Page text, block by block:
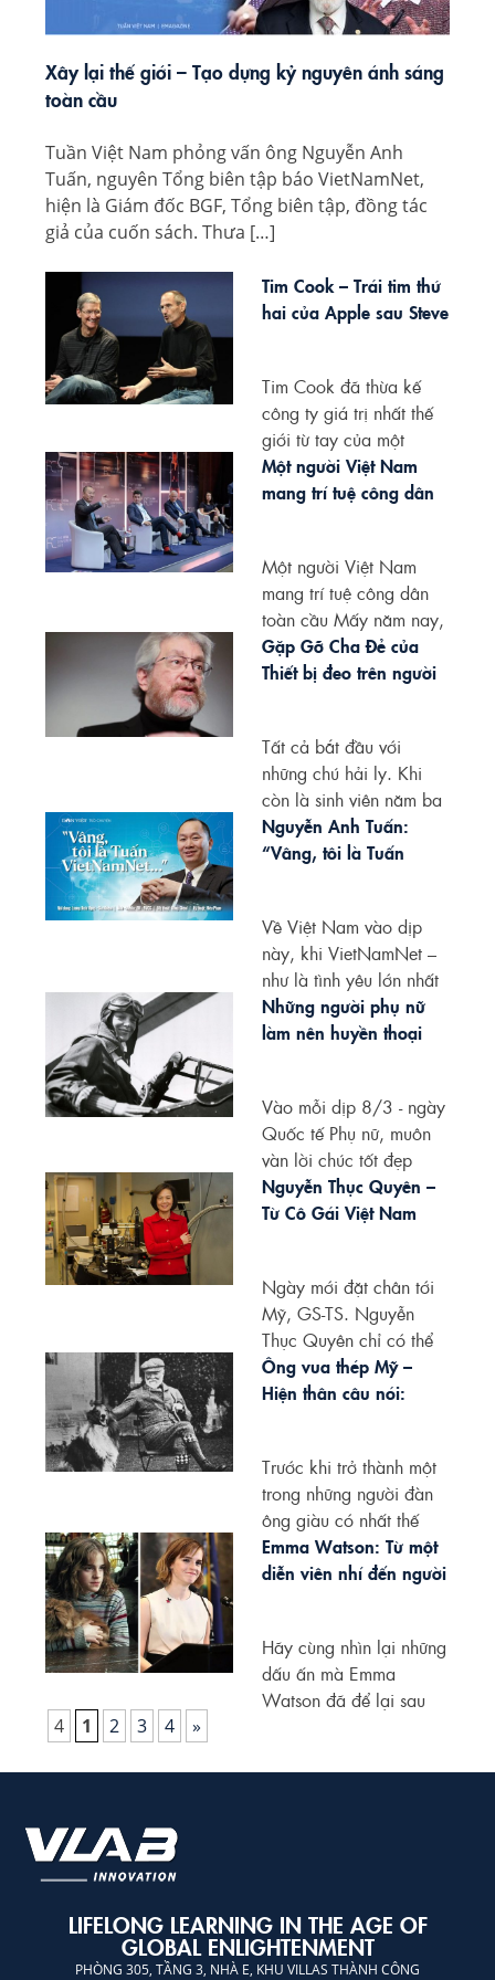
Xây lại thế giới – Tạo dựng kỷ nguyên ánh sáng
toàn cầu
Tuần Việt Nam phỏng vấn ông Nguyễn Anh
Tuấn, nguyên Tổng biên tập báo VietNamNet,
hiện là Giám đốc BGF, Tổng biên tập, đồng tác
giả của cuốn sách. Thưa […]
Tim Cook – Trái tim thứ
hai của Apple sau Steve
Tim Cook đã thừa kế
công ty giá trị nhất thế
giới từ tay của một
trong...
Một người Việt Nam
mang trí tuệ công dân
Một người Việt Nam
mang trí tuệ công dân
toàn cầu Mấy năm nay,
một số...
Gặp Gỡ Cha Đẻ của
Thiết bị đeo trên người
Tất cả bắt đầu với
những chú hải ly. Khi
còn là sinh viên năm ba
của...
Nguyễn Anh Tuấn:
“Vâng, tôi là Tuấn
Về Việt Nam vào dịp
này, khi VietNamNet –
như là tình yêu lớn nhất
cuộc...
Những người phụ nữ
làm nên huyền thoại
Vào mỗi dịp 8/3 - ngày
Quốc tế Phụ nữ, muôn
vàn lời chúc tốt đẹp
được...
Nguyễn Thục Quyên –
Từ Cô Gái Việt Nam
Lọt Top 1% Thế Giới Tại
Mỹ
Ngày mới đặt chân tới
Mỹ, GS-TS. Nguyễn
Thục Quyên chỉ có thể
bập bẹ vài...
Ông vua thép Mỹ –
Hiện thân câu nói:
Trước khi trở thành một
trong những người đàn
ông giàu có nhất thế
giới,...
Emma Watson: Từ một
diễn viên nhí đến người
Hãy cùng nhìn lại những
dấu ấn mà Emma
Watson đã để lại sau
4 1 2 3 4 »
LIFELONG LEARNING IN THE AGE OF
GLOBAL ENLIGHTENMENT
PHÒNG 305, TẦNG 3, NHÀ E, KHU VILLAS THÀNH CÔNG